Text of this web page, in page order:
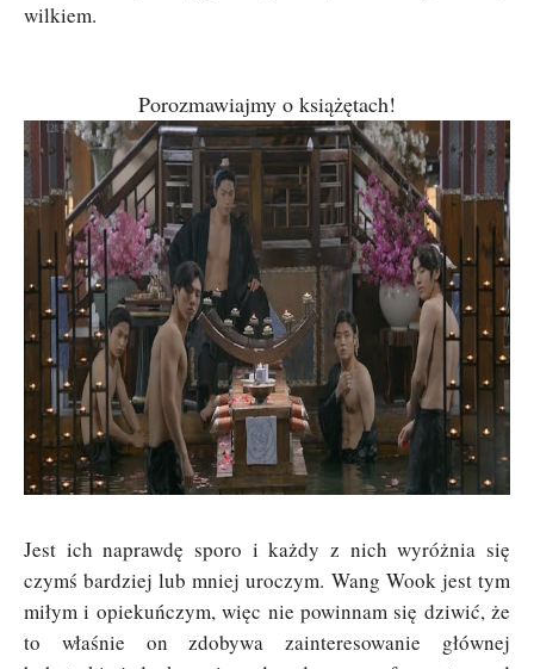
wilkiem.
Porozmawiajmy o książętach!
Jest ich naprawdę sporo i każdy z nich wyróżnia się
czymś bardziej lub mniej uroczym. Wang Wook jest tym
miłym i opiekuńczym, więc nie powinnam się dziwić, że
to właśnie on zdobywa zainteresowanie głównej